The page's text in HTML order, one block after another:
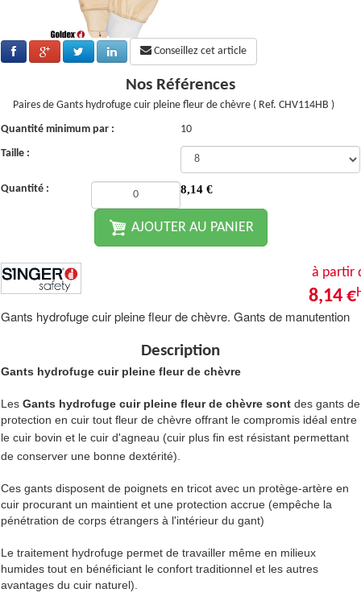
Conseillez cet article
Nos Références
Paires de Gants hydrofuge cuir pleine fleur de chèvre ( Ref. CHV114HB )
Quantité minimum par :
10
Taille :
Quantité : 8,14 €
AJOUTER AU PANIER
à partir
8,14 €
Gants hydrofuge cuir pleine fleur de chèvre. Gants de manutention
Description
Gants hydrofuge cuir pleine fleur de chèvre
Les Gants hydrofuge cuir pleine fleur de chèvre sont des gants de
protection en cuir tout fleur de chèvre offrant le compromis idéal entre
le cuir bovin et le cuir d'agneau (cuir plus fin est résistant permettant
de conserver une bonne dextérité).
Ces gants disposent de poignets en tricot avec un protège-artère en
cuir procurant un maintient et une protection accrue (empêche la
pénétration de corps étrangers à l'intérieur du gant)
Le traitement hydrofuge permet de travailler même en milieux
humides tout en bénéficiant le confort traditionnel et les autres
avantages du cuir naturel).